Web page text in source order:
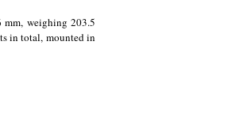
weighing 203.5
in total, mounted in